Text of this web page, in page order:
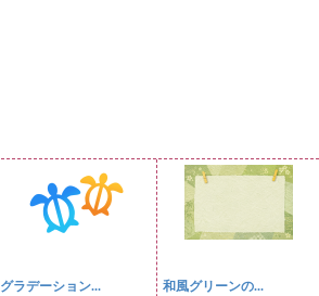
グラデーション... 和風グリーンの...